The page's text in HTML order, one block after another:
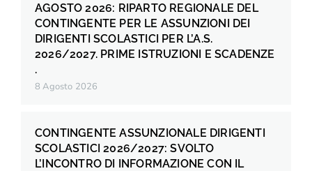
AGOSTO 2026: RIPARTO REGIONALE DEL
CONTINGENTE PER LE ASSUNZIONI DEI
DIRIGENTI SCOLASTICI PER L’A.S.
2026/2027. PRIME ISTRUZIONI E SCADENZE
.
8 Agosto 2026
CONTINGENTE ASSUNZIONALE DIRIGENTI
SCOLASTICI 2026/2027: SVOLTO
L’INCONTRO DI INFORMAZIONE CON IL